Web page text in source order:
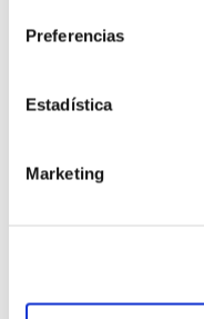
Preferencias
Estadística
Marketing
Santos, Brasileña,
Micheline Kenda,